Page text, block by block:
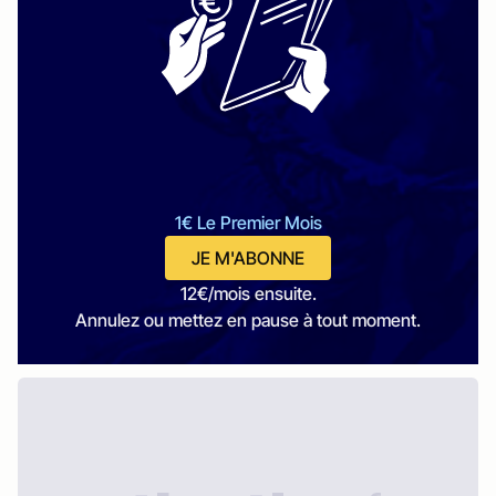
1€ Le Premier Mois
JE M'ABONNE
12€/mois ensuite.
Annulez ou mettez en pause à tout moment.